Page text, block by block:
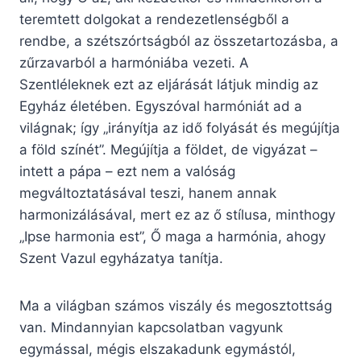
teremtett dolgokat a rendezetlenségből a
rendbe, a szétszórtságból az összetartozásba, a
zűrzavarból a harmóniába vezeti. A
Szentléleknek ezt az eljárását látjuk mindig az
Egyház életében. Egyszóval harmóniát ad a
világnak; így „irányítja az idő folyását és megújítja
a föld színét”. Megújítja a földet, de vigyázat –
intett a pápa – ezt nem a valóság
megváltoztatásával teszi, hanem annak
harmonizálásával, mert ez az ő stílusa, minthogy
„Ipse harmonia est”, Ő maga a harmónia, ahogy
Szent Vazul egyházatya tanítja.
Ma a világban számos viszály és megosztottság
van. Mindannyian kapcsolatban vagyunk
egymással, mégis elszakadunk egymástól,